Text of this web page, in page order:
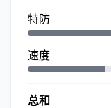
特防
速度
总和